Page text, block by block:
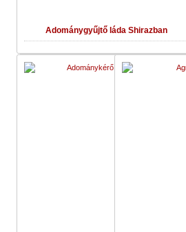
Adománygyűjtő láda Shirazban